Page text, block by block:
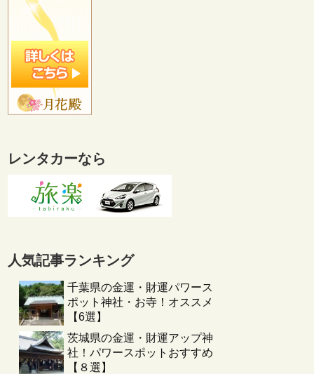
レンタカーなら
人気記事ランキング
千葉県の金運・財運パワース
ポット神社・お寺！オススメ
【6選】
茨城県の金運・財運アップ神
社！パワースポットおすすめ
【８選】